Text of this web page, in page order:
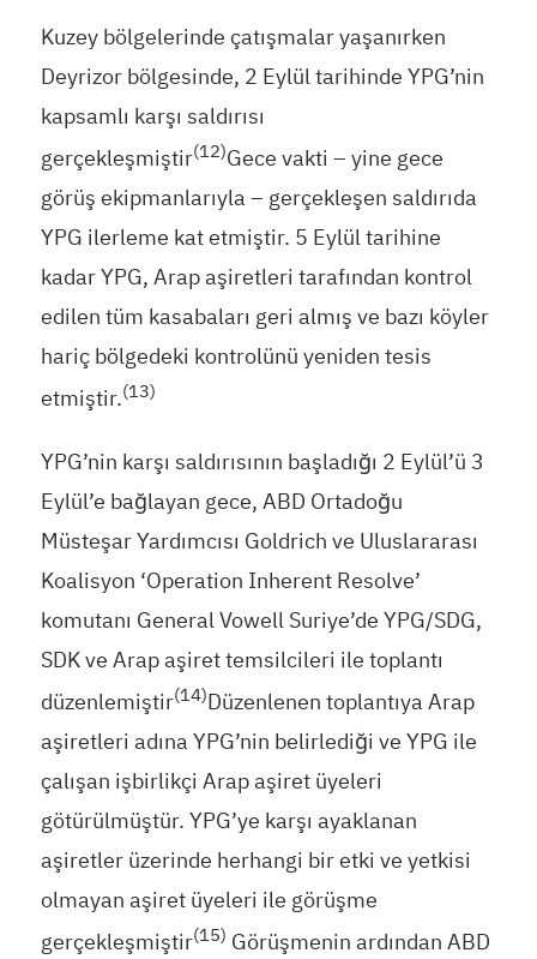
Kuzey bölgelerinde çatışmalar yaşanırken
Deyrizor bölgesinde, 2 Eylül tarihinde YPG’nin
kapsamlı karşı saldırısı
gerçekleşmiştir(12)Gece vakti – yine gece
görüş ekipmanlarıyla – gerçekleşen saldırıda
YPG ilerleme kat etmiştir. 5 Eylül tarihine
kadar YPG, Arap aşiretleri tarafından kontrol
edilen tüm kasabaları geri almış ve bazı köyler
hariç bölgedeki kontrolünü yeniden tesis
etmiştir.(13)
YPG’nin karşı saldırısının başladığı 2 Eylül’ü 3
Eylül’e bağlayan gece, ABD Ortadoğu
Müsteşar Yardımcısı Goldrich ve Uluslararası
Koalisyon ‘Operation Inherent Resolve’
komutanı General Vowell Suriye’de YPG/SDG,
SDK ve Arap aşiret temsilcileri ile toplantı
düzenlemiştir(14)Düzenlenen toplantıya Arap
aşiretleri adına YPG’nin belirlediği ve YPG ile
çalışan işbirlikçi Arap aşiret üyeleri
götürülmüştür. YPG’ye karşı ayaklanan
aşiretler üzerinde herhangi bir etki ve yetkisi
olmayan aşiret üyeleri ile görüşme
gerçekleşmiştir(15) Görüşmenin ardından ABD